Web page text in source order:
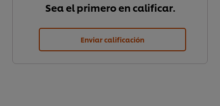
Sea el primero en calificar.
Enviar calificación